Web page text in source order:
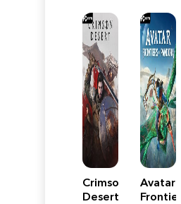
ReimaginedEdition
Crimson
Desert
Avatar:
Frontiers